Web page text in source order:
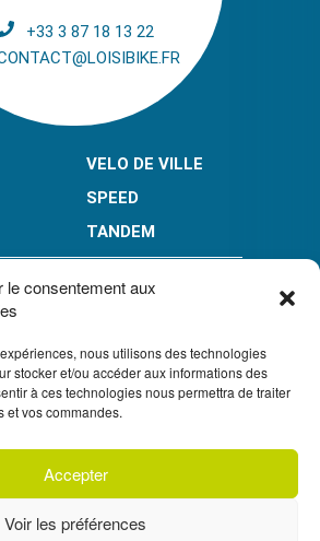
le consentement aux
nous utilisons des technologies
stocker et/ou accéder aux informations des
à ces technologies nous permettra de traiter
et vos commandes.
Accepter
Voir les préférences
notre newsletter
+33 3 87 18 13 22
VELO DE VILLE
SPEED
TANDEM
EN PLUSIEURS FOIS* :
LE 10X. LIMITÉ À 6000 € POUR LE 3X ET 4X.
GÉNÉRALES DE VENTE
DE CONFIDENTIALITÉ
SOUS RÉSERVE D’ACCEPTATION PAR FLOA. VOUS